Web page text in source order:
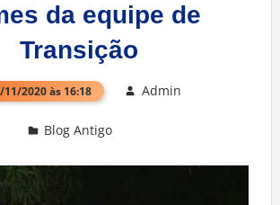
da equipe de
Transição
11/2020 às 16:18 Admin
Blog Antigo